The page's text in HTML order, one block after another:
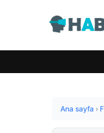
Ana sayfa ›